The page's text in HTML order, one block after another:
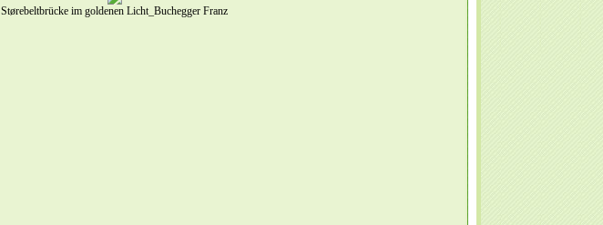
Størebeltbrücke im goldenen Licht_Buchegger Franz